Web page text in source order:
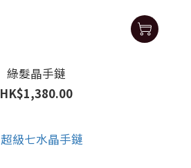
綠髮晶手鏈
HK$1,380.00